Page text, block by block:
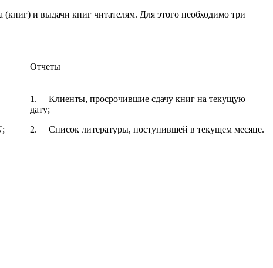
и выдачи книг читателям. Для этого необходимо три
Отчеты
1.
Клиенты, просрочившие сдачу книг на текущую
дату;
2.
Список литературы, поступившей в текущем месяце.